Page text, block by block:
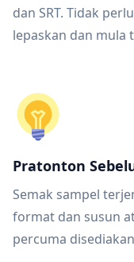
dan SRT. Tidak
lepaskan dan mula
Pratonton
Semak sampel
format dan susun
percuma